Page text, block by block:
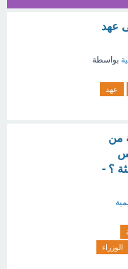
عهد
بواسطة
عهد
من
؟ -
الوزراء